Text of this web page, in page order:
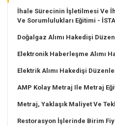
İhale Sürecinin İşletilmesi Ve
Ve Sorumlulukları Eğitimi -
Doğalgaz Alımı Hakedişi
Elektronik Haberleşme Alımı
Elektrik Alımı Hakedişi
AMP Kolay Metraj Ile Metraj
Metraj, Yaklaşık Maliyet Ve
Restorasyon İşlerinde Birim